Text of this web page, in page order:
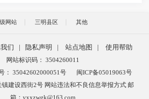
网站 三明县区 其他
们 隐私声明 站点地图
使用帮助
网站标识码： 3504260011
： 35042602000051号
闽ICP备05019063号
建设西街2号 网站违法和不良信息举报方式 邮
箱：yxxzwgk@163.com